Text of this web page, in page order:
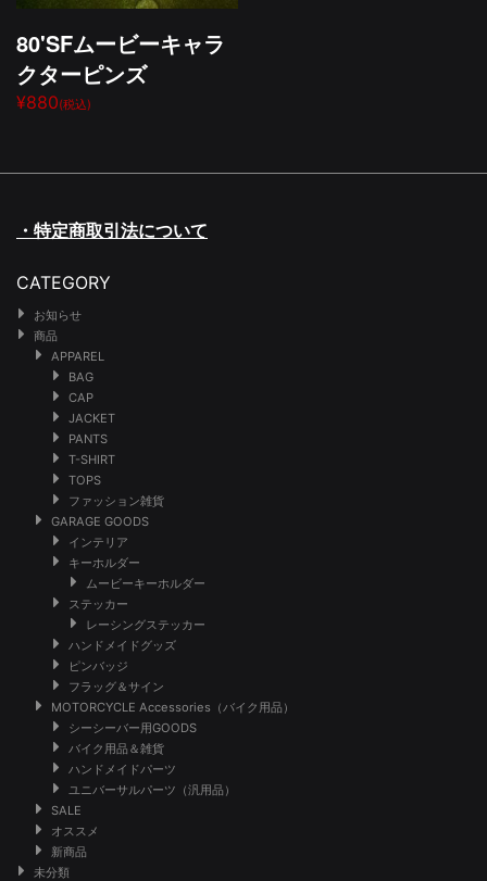
80'SFムービーキャラ
クターピンズ
¥880(税込)
・特定商取引法について
CATEGORY
お知らせ
商品
APPAREL
BAG
CAP
JACKET
PANTS
T-SHIRT
TOPS
ファッション雑貨
GARAGE GOODS
インテリア
キーホルダー
ムービーキーホルダー
ステッカー
レーシングステッカー
ハンドメイドグッズ
ピンバッジ
フラッグ＆サイン
MOTORCYCLE Accessories（バイク用品）
シーシーバー用GOODS
バイク用品＆雑貨
ハンドメイドパーツ
ユニバーサルパーツ（汎用品）
SALE
オススメ
新商品
未分類